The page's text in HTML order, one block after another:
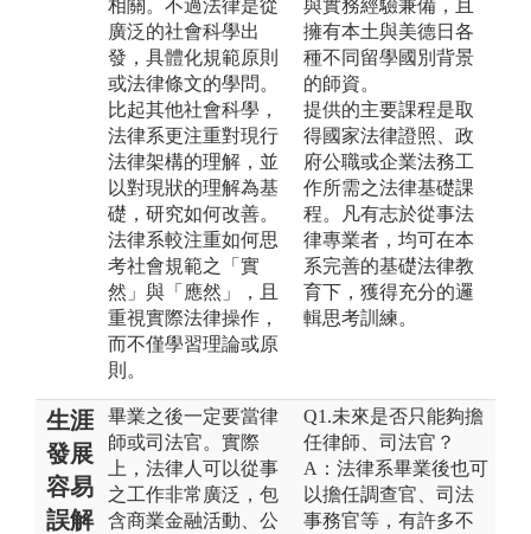
相關。不過法律是從
廣泛的社會科學出
發，具體化規範原則
或法律條文的學問。
比起其他社會科學，
法律系更注重對現行
法律架構的理解，並
以對現狀的理解為基
礎，研究如何改善。
法律系較注重如何思
考社會規範之「實
然」與「應然」，且
重視實際法律操作，
而不僅學習理論或原
則。
與實務經驗兼備，且
擁有本土與美德日各
種不同留學國別背景
的師資。
提供的主要課程是取
得國家法律證照、政
府公職或企業法務工
作所需之法律基礎課
程。凡有志於從事法
律專業者，均可在本
系完善的基礎法律教
育下，獲得充分的邏
輯思考訓練。
生涯
發展
容易
誤解
畢業之後一定要當律
師或司法官。實際
上，法律人可以從事
之工作非常廣泛，包
含商業金融活動、公
Q1.未來是否只能夠擔
任律師、司法官？
A：法律系畢業後也可
以擔任調查官、司法
事務官等，有許多不